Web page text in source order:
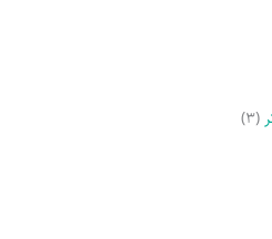
(۳)